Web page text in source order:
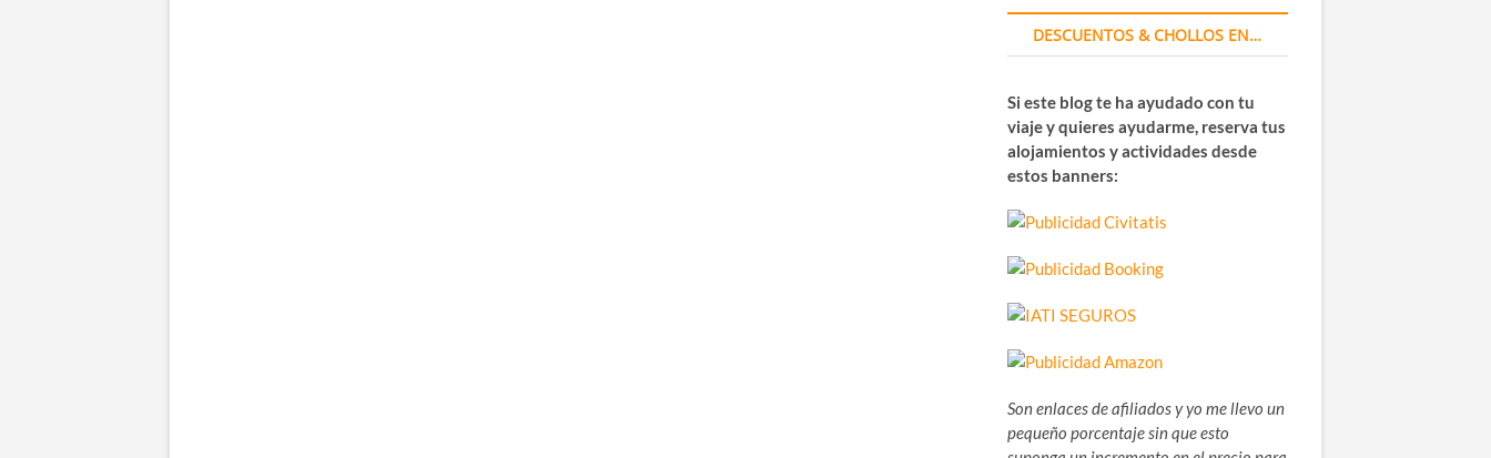
DESCUENTOS & CHOLLOS EN…
Si este blog te ha ayudado con tu
viaje y quieres ayudarme, reserva tus
alojamientos y actividades desde
estos banners:
Son enlaces de afiliados y yo me llevo un
pequeño porcentaje sin que esto